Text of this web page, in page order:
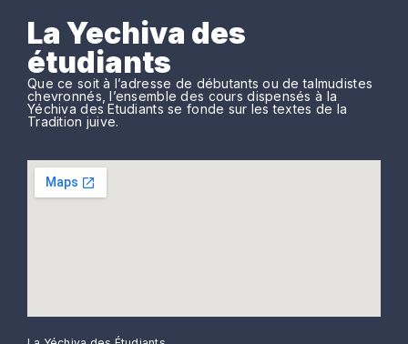
La Yechiva des
étudiants
Que ce soit à l’adresse de débutants ou de talmudistes
chevronnés, l’ensemble des cours dispensés à la
Yéchiva des Etudiants se fonde sur les textes de la
Tradition juive.